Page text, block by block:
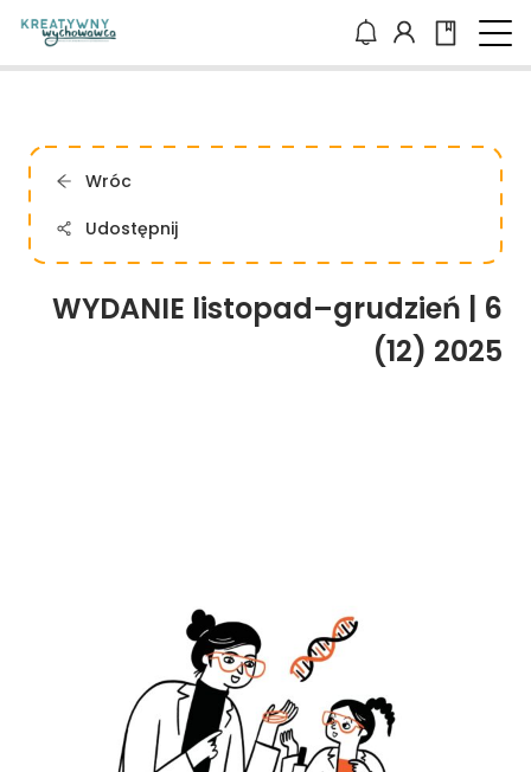
Wróc
Udostępnij
WYDANIE listopad–grudzień | 6
(12) 2025